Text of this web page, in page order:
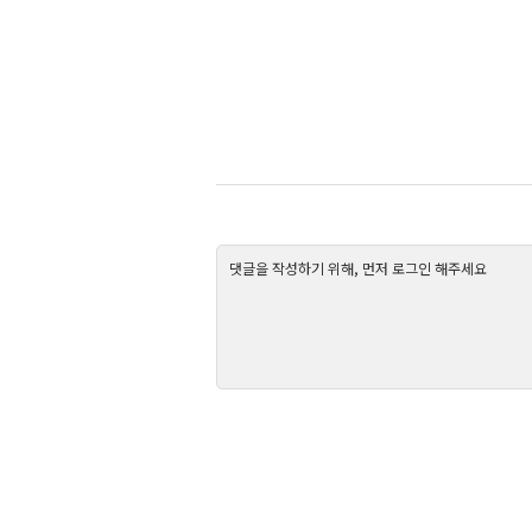
댓글을 작성하기 위해, 먼저 로그인 해주세요